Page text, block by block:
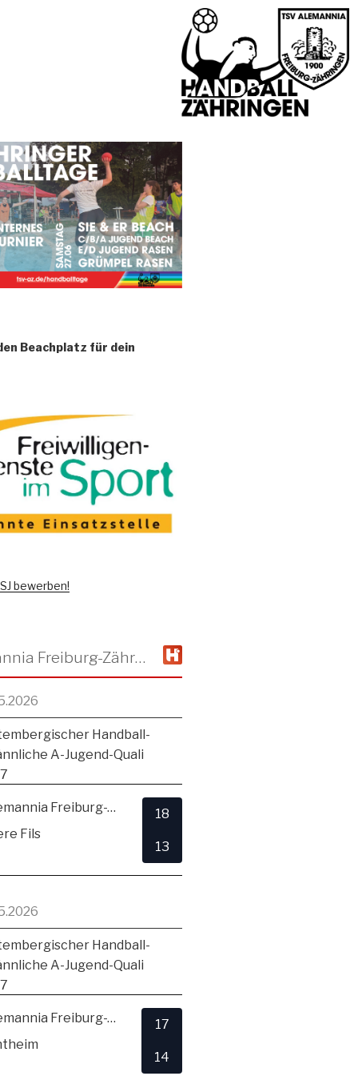
Beachplatz für dein
bewerben!
TSV Alemannia Freiburg-Zähringen
Handball-
A-Jugend-Quali
TSV Alemannia Freiburg-Zähringen
Fils
18
13
Handball-
A-Jugend-Quali
TSV Alemannia Freiburg-Zähringen
17
14